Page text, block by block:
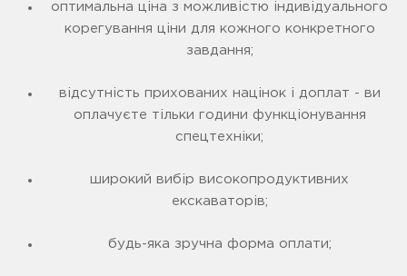
оптимальна ціна з можливістю індивідуального
корегування ціни для кожного конкретного
завдання;
відсутність прихованих націнок і доплат - ви
оплачуєте тільки години функціонування
спецтехніки;
широкий вибір високопродуктивних
екскаваторів;
будь-яка зручна форма оплати;